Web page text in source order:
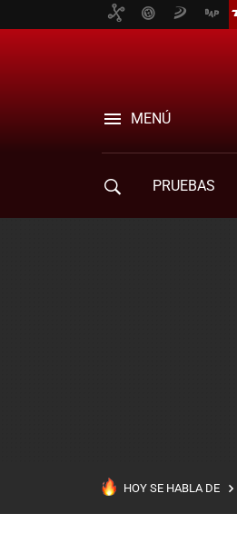
MENÚ
PRUEBAS
HOY SE HABLA DE